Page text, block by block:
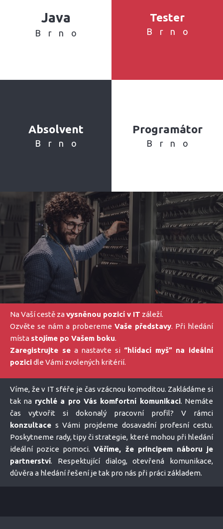
Java
Brno
Tester
Brno
Absolvent
Brno
Programátor
Brno
Na Vaší cestě zavysněnou pozicí v IT záleží.
Ozvěte se nám a probereme Vaše představy. Při hledání
místa stojíme po Vašem boku.
Zaregistrujte sea nastavte si “hlídací myš” na ideální
pozicidle Vámi zvolených kritérií.
Víme, že v IT sféře je čas vzácnou komoditou. Zakládáme si
tak na rychlé a pro Vás komfortní komunikaci. Nemáte
čas vytvořit si dokonalý pracovní profil? V rámci
konzultace s Vámi projdeme dosavadní profesní cestu.
Poskytneme rady, tipy či strategie, které mohou při hledání
ideální pozice pomoci.Věříme, že principem náboru je
partnerství. Respektující dialog, otevřená komunikace,
důvěra a hledání řešení je tak pro nás při práci základem.